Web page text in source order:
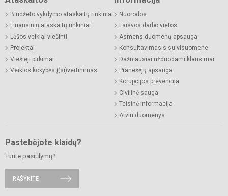
Biudžeto vykdymo ataskaitų rinkiniai
Finansinių ataskaitų rinkiniai
Lėšos veiklai viešinti
Projektai
Viešieji pirkimai
Veiklos kokybės į(si)vertinimas
Nuorodos
Laisvos darbo vietos
Asmens duomenų apsauga
Konsultavimasis su visuomene
Dažniausiai užduodami klausimai
Pranešėjų apsauga
Korupcijos prevencija
Civilinė sauga
Teisinė informacija
Atviri duomenys
Pastebėjote klaidų?
Turite pasiūlymų?
RAŠYKITE